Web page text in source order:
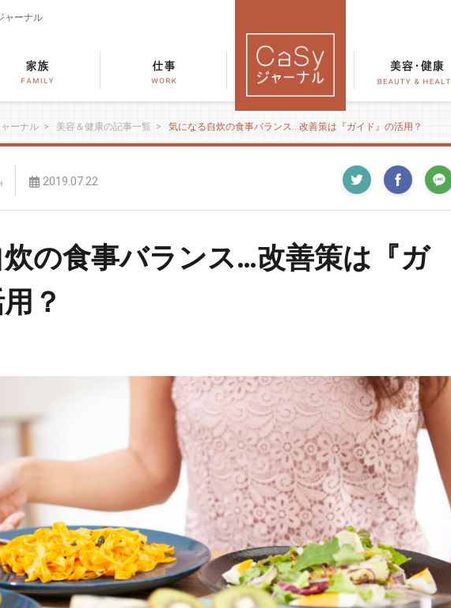
ャーナル
ーナル > 美容＆健康の記事一覧 > 気になる自炊の食事バランス…改善策は『ガイド』の活用？
2019.07.22
の食事バランス…改善策は『ガ
？